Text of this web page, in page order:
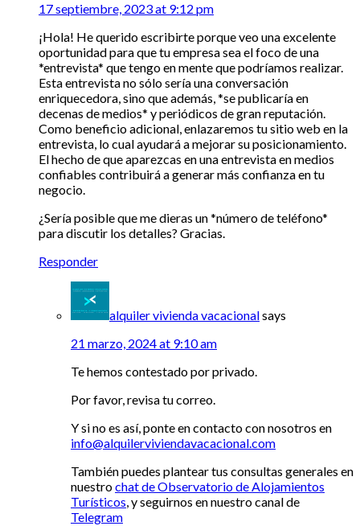
17 septiembre, 2023 at 9:12 pm
¡Hola! He querido escribirte porque veo una excelente
oportunidad para que tu empresa sea el foco de una
*entrevista* que tengo en mente que podríamos realizar.
Esta entrevista no sólo sería una conversación
enriquecedora, sino que además, *se publicaría en
decenas de medios* y periódicos de gran reputación.
Como beneficio adicional, enlazaremos tu sitio web en la
entrevista, lo cual ayudará a mejorar su posicionamiento.
El hecho de que aparezcas en una entrevista en medios
confiables contribuirá a generar más confianza en tu
negocio.
¿Sería posible que me dieras un *número de teléfono*
para discutir los detalles? Gracias.
Responder
alquiler vivienda vacacionalsays
21 marzo, 2024 at 9:10 am
Te hemos contestado por privado.
Por favor, revisa tu correo.
Y si no es así, ponte en contacto con nosotros en
info@alquilerviviendavacacional.com
También puedes plantear tus consultas generales en
nuestrochat de Observatorio de Alojamientos
Turísticos, y seguirnos en nuestro canal de
Telegram